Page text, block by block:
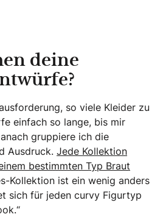
deine
so viele Kleider zu
einfach so lange, bis mir
gruppiere ich die
Ausdruck. Jede Kollektion
bestimmten Typ Braut
Kollektion ist ein wenig anders
sich für jeden curvy Figurtyp